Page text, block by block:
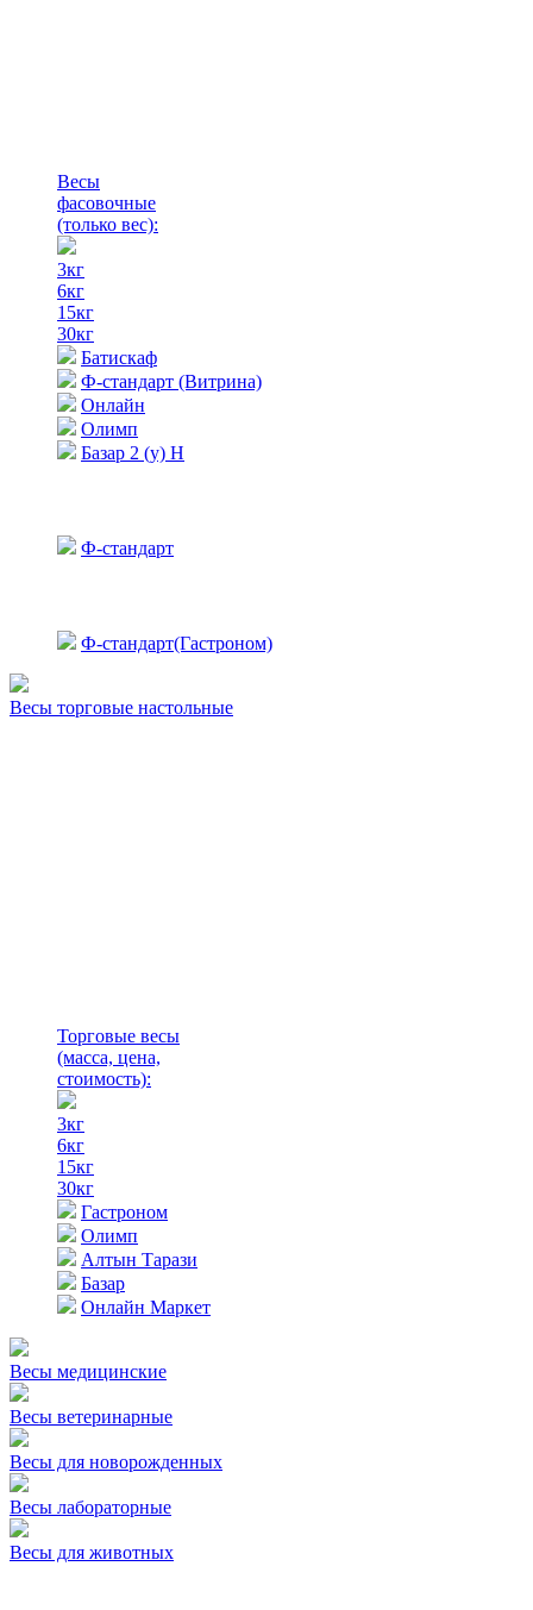
Весы
фасовочные
(только вес):
3кг
6кг
15кг
30кг
Батискаф
Ф-стандарт (Витрина)
Онлайн
Олимп
Базар 2 (у) Н
Ф-стандарт
Ф-стандарт(Гастроном)
Весы торговые настольные
Торговые весы
(масса, цена,
стоимость):
3кг
6кг
15кг
30кг
Гастроном
Олимп
Алтын Тарази
Базар
Онлайн Маркет
Весы медицинские
Весы ветеринарные
Весы для новорожденных
Весы лабораторные
Весы для животных